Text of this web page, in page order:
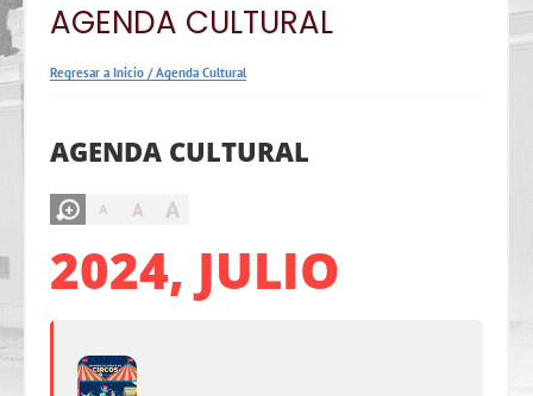
AGENDA CULTURAL
Regresar a Inicio /Agenda Cultural
AGENDA CULTURAL
A A A
2024, JULIO